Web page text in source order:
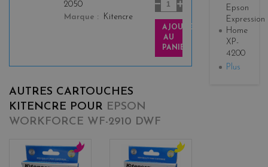
2050
Marque
Kitencre
AJOUTER
AU
PANIER
AUTRES CARTOUCHES
KITENCRE POUR EPSON
WORKFORCE WF-2910 DWF
Epson
Expression
Home
XP-
4200
Plus